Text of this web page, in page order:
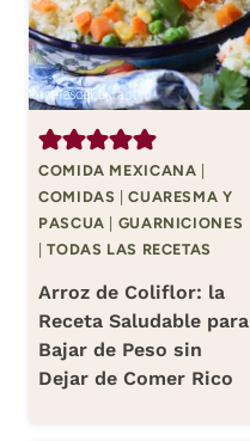
COMIDA MEXICANA
COMIDAS |CUARESMA Y
PASCUA
GUARNICIONES
|TODAS LAS RECETAS
Arroz de Coliflor: la
Receta Saludable para
Bajar de Peso sin
Dejar de Comer Rico